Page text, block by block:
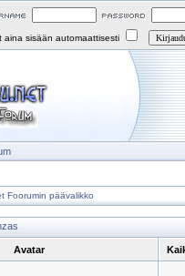
aina sisään automaattisesti
Foorumin päävalikko
Avatar